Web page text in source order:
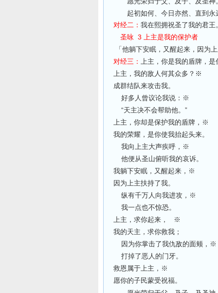
起初如何、今日亦然、直到永
对经二： 我在熙拥祝圣了我的君王
圣咏 3 上主是我的保护者
「他躺下安眠，又醒起来，因为
对经三：
上主，你是我的盾牌，
上主，我的敌人何其众多？※
成群结队来攻击我。
好多人曾议论我说：※
“天主决不会帮助他。”
上主，你却是保护我的盾牌，※
我的荣耀，是你使我抬起头来。
我向上主大声疾呼，※
他便从圣山俯听我的哀诉。
我躺下安眠，又醒起来，※
因为上主扶持了我。
纵有千万人向我进攻，※
我一点也不惊恐。
上主，求你起来， ※
我的天主，求你救我；
因为你掌击了我仇敌的面颊，※
打掉了恶人的门牙。
救恩属于上主，※
愿你的子民蒙受祝福。